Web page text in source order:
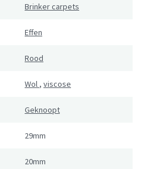
Brinker carpets
Effen
Rood
Wol , viscose
Geknoopt
29mm
20mm